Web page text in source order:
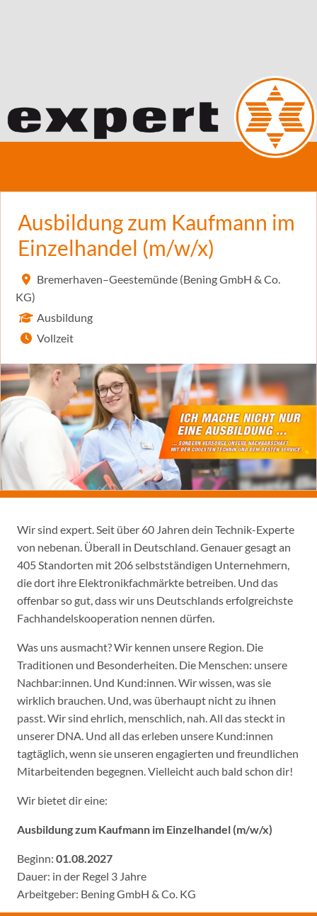
Ausbildung zum Kaufmann im
Einzelhandel (m/w/x)
Bremerhaven–Geestemünde (Bening GmbH & Co.
KG)
Ausbildung
Vollzeit
Wir sind expert. Seit über 60 Jahren dein Technik-Experte
von nebenan. Überall in Deutschland. Genauer gesagt an
405 Standorten mit 206 selbstständigen Unternehmern,
die dort ihre Elektronikfachmärkte betreiben. Und das
offenbar so gut, dass wir uns Deutschlands erfolgreichste
Fachhandelskooperation nennen dürfen.
Was uns ausmacht? Wir kennen unsere Region. Die
Traditionen und Besonderheiten. Die Menschen: unsere
Nachbar:innen. Und Kund:innen. Wir wissen, was sie
wirklich brauchen. Und, was überhaupt nicht zu ihnen
passt. Wir sind ehrlich, menschlich, nah. All das steckt in
unserer DNA. Und all das erleben unsere Kund:innen
tagtäglich, wenn sie unseren engagierten und freundlichen
Mitarbeitenden begegnen. Vielleicht auch bald schon dir!
Wir bietet dir eine:
Ausbildung zum Kaufmann im Einzelhandel (m/w/x)
Beginn: 01.08.2027
Dauer: in der Regel 3 Jahre
Arbeitgeber: Bening GmbH & Co. KG